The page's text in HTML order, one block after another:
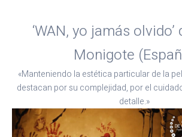
‘WAN, yo jamás
Monigote
«Manteniendo la estética particular de la
destacan por su complejidad, por el
detalle.»